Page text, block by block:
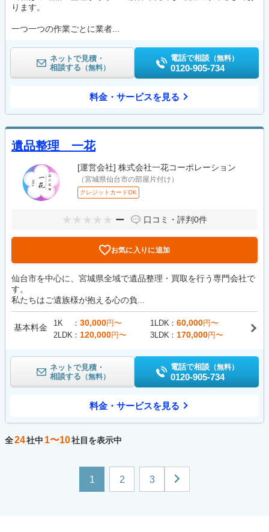
ります。
一つ一つの作業ごとに業者...
ネットで見積・
相談する （無料）
電話で相談 （無料）
0120-905-734
料金・サービスを見る
遺品整理 一花
[運営会社] 株式会社一花コーポレーション
（宮城県仙台市の部屋片付け）
クレジットカードOK
ー 口コミ・評判0件
お気に入りに追加
仙台市を中心に、宮城県全域で遺品整理・買取を行う専門会社で
す。
私たちはご遺族様が抱える心の負...
基本料金 1K 30,000円〜 1LDK 60,000円〜
2LDK
120,000円〜 3LDK 170,000円〜
ネットで見積・
相談する （無料）
電話で相談 （無料）
0120-905-734
料金・サービスを見る
全24社中 1〜10社目を表示中
1 2 3